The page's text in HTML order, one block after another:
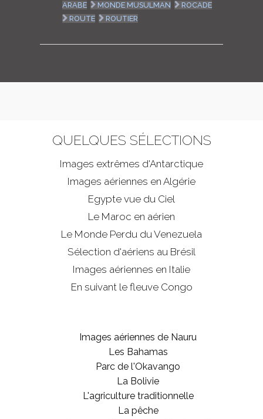
ARABE
MONDE MUSULMAN
ROCADE
ROUTE
ROUTIER
QUELQUES SÉLECTIONS
Images extrêmes d'Antarctique
Images aériennes en Algérie
Egypte vue du Ciel
Le Maroc en aérien
Le Monde Perdu du Venezuela
Sélection d'aériens au Brésil
Images aériennes en Italie
En suivant le fleuve Congo
Images aériennes de Nauru
Les Bahamas
Parc de l'Okavango
La Bolivie
L'agriculture traditionnelle
La pêche